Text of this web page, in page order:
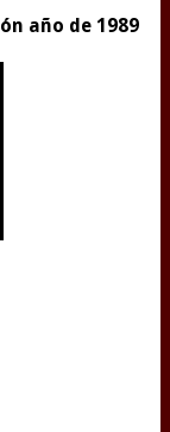
año de 1989